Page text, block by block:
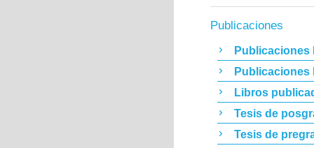
Publicaciones
Publicaciones
Publicaciones
Libros
Tesis de
Tesis de